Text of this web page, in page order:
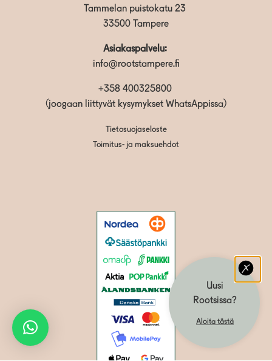
Tammelan puistokatu 23
33500 Tampere
Asiakaspalvelu:
info@rootstampere.fi
+358 400325800
(joogaan liittyvät kysymykset WhatsAppissa)
Tietosuojaseloste
Toimitus- ja maksuehdot
Uusi
Rootsissa?
Aloita tästä